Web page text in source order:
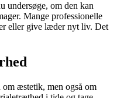
undersøge, om den kan
Mange professionelle
eller give læder nyt liv. Det
om æstetik, men også om